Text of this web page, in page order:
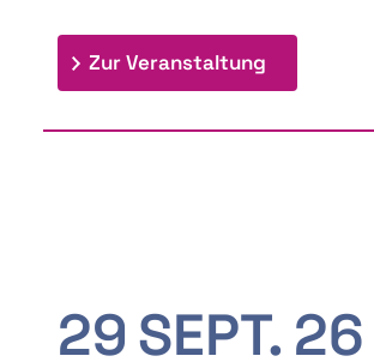
Zur Veranstaltung
29SEPT. 26